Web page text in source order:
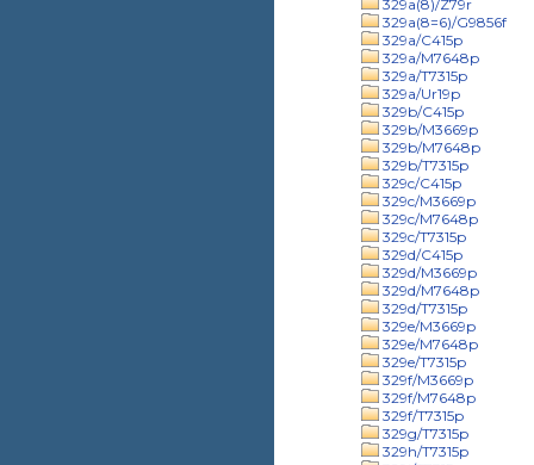
329a(8)/Z79r
329a(8=6)/G9856f
329a/C415p
329a/M7648p
329a/T7315p
329a/Ur19p
329b/C415p
329b/M3669p
329b/M7648p
329b/T7315p
329c/C415p
329c/M3669p
329c/M7648p
329c/T7315p
329d/C415p
329d/M3669p
329d/M7648p
329d/T7315p
329e/M3669p
329e/M7648p
329e/T7315p
329f/M3669p
329f/M7648p
329f/T7315p
329g/T7315p
329h/T7315p